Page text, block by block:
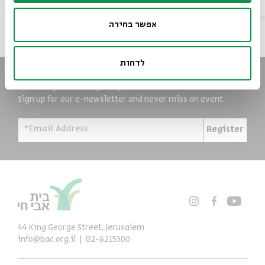
אפשר בחירה
לדחות
Programs
2026
Always stay up to date
Sign up for our e-newsletter and never miss an event
*Email Address Register
44 King George Street, Jerusalem
info@bac.org.il
02-6215300